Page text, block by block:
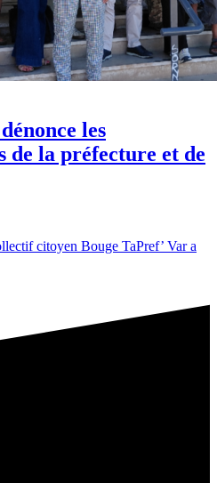
les
de la préfecture et de
citoyen Bouge TaPref’ Var a